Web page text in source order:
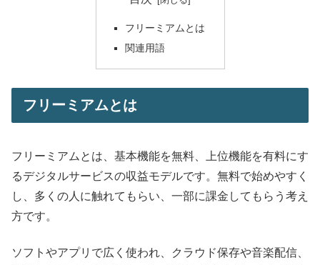
フリーミアムとは
関連用語
フリーミアムとは
フリーミアムとは、基本機能を無料、上位機能を有料にす
るデジタルサービスの収益モデルです。無料で始めやすく
し、多くの人に触れてもらい、一部に課金してもらう考え
方です。
ソフトやアプリで広く使われ、クラウド保存や音楽配信、